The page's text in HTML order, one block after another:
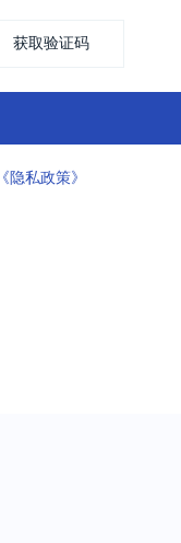
获取验证码
《隐私政策》